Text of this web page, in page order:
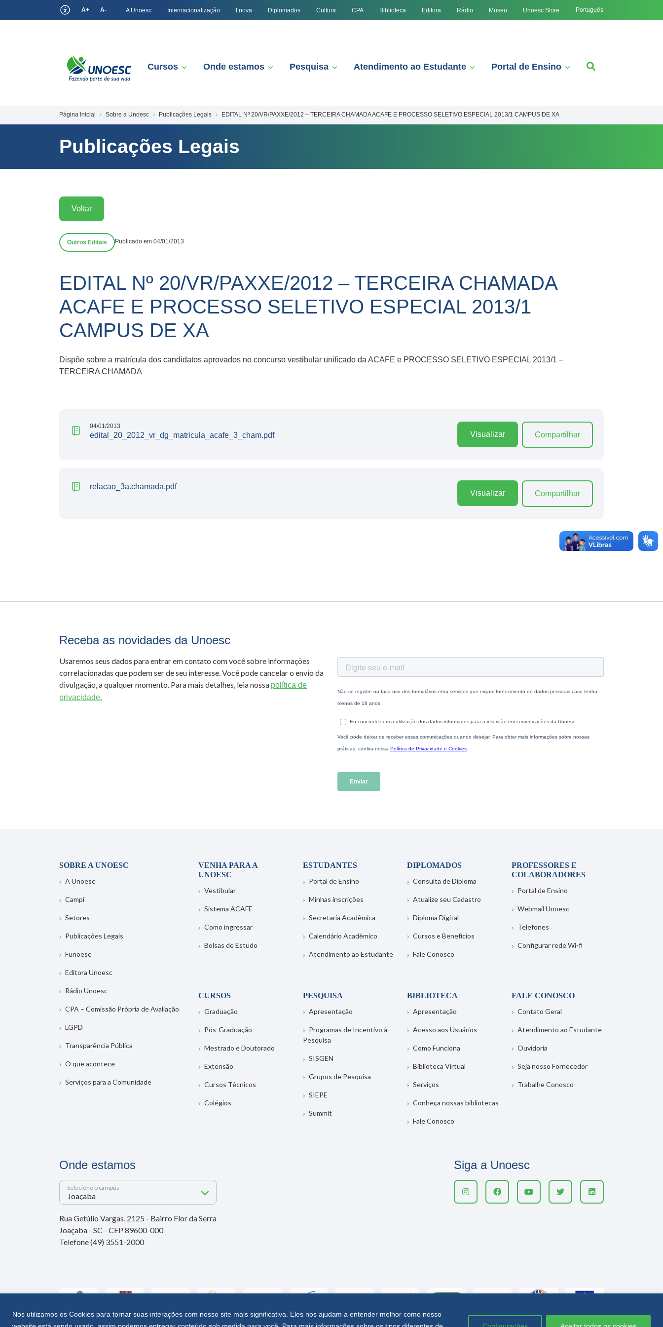
Nós utilizamos os Cookies para tornar suas interações com nosso site mais significativa. Eles nos ajudam a entender melhor como nosso
A+ A- A Unoesc Internacionalização I.nova Diplomados Cultura CPA Biblioteca Editora Rádio Museu Unoesc Store Português
Cursos Onde estamos Pesquisa Atendimento ao Estudante Portal de Ensino
Página Inicial Sobre a Unoesc Publicações Legais EDITAL Nº 20/VR/PAXXE/2012 – TERCEIRA CHAMADA ACAFE E PROCESSO SELETIVO ESPECIAL 2013/1 CAMPUS DE XA
Publicações Legais
Voltar
Outros Editais Publicado em 04/01/2013
EDITAL Nº 20/VR/PAXXE/2012 – TERCEIRA CHAMADA
ACAFE E PROCESSO SELETIVO ESPECIAL 2013/1
CAMPUS DE XA
Dispõe sobre a matrícula dos candidatos aprovados no concurso vestibular unificado da ACAFE e PROCESSO SELETIVO ESPECIAL 2013/1 –
TERCEIRA CHAMADA
04/01/2013
edital_20_2012_vr_dg_matricula_acafe_3_cham.pdf Visualizar Compartilhar
relacao_3a.chamada.pdf
Visualizar Compartilhar
Receba as novidades da Unoesc
Usaremos seus dados para entrar em contato com você sobre informações
correlacionadas que podem ser de seu interesse. Você pode cancelar o envio da
divulgação, a qualquer momento. Para mais detalhes, leia nossa política de
privacidade.
SOBRE A UNOESC
A Unoesc
Campi
Setores
Publicações Legais
Funoesc
Editora Unoesc
Rádio Unoesc
CPA – Comissão Própria de Avaliação
LGPD
Transparência Pública
O que acontece
Serviços para a Comunidade
VENHA PARA A
UNOESC
Vestibular
Sistema ACAFE
Como ingressar
Bolsas de Estudo
ESTUDANTES
Portal de Ensino
Minhas inscrições
Secretaria Acadêmica
Calendário Acadêmico
Atendimento ao Estudante
DIPLOMADOS
Consulta de Diploma
Atualize seu Cadastro
Diploma Digital
Cursos e Benefícios
Fale Conosco
PROFESSORES E
COLABORADORES
Portal de Ensino
Webmail Unoesc
Telefones
Configurar rede Wi-fi
CURSOS
Graduação
Pós-Graduação
Mestrado e Doutorado
Extensão
Cursos Técnicos
Colégios
PESQUISA
Apresentação
Programas de Incentivo à
Pesquisa
SISGEN
Grupos de Pesquisa
SIEPE
Summit
BIBLIOTECA
Apresentação
Acesso aos Usuários
Como Funciona
Biblioteca Virtual
Serviços
Conheça nossas bibliotecas
Fale Conosco
FALE CONOSCO
Contato Geral
Atendimento ao Estudante
Ouvidoria
Seja nosso Fornecedor
Trabalhe Conosco
Onde estamos
Selecione o campus
Rua Getúlio Vargas, 2125 - Bairro Flor da Serra
Joaçaba - SC - CEP 89600-000
Telefone (49) 3551-2000
Siga a Unoesc